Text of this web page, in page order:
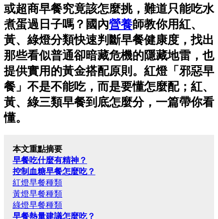
或超商早餐究竟該怎麼挑，難道只能吃水
煮蛋過日子嗎？國內營養師教你用紅、
黃、綠燈分類快速判斷早餐健康度，找出
那些看似普通卻暗藏危機的隱藏地雷，也
提供實用的黃金搭配原則。紅燈「邪惡早
餐」不是不能吃，而是要懂怎麼配；紅、
黃、綠三類早餐到底怎麼分，一篇帶你看
懂。
本文重點摘要
早餐吃什麼有精神？
控制血糖早餐怎麼吃？
紅燈早餐種類
黃燈早餐種類
綠燈早餐種類
早餐熱量建議怎麼吃？